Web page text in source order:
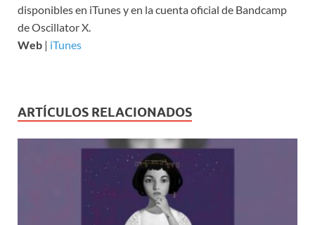
disponibles en iTunes y en la cuenta oficial de Bandcamp
de Oscillator X.
Web | iTunes
ARTÍCULOS RELACIONADOS